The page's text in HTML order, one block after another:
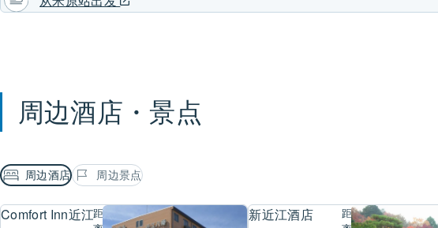
周边酒店・景点
周边酒店 周边景点
Comfort Inn近江八幡
距
新近江酒店
距